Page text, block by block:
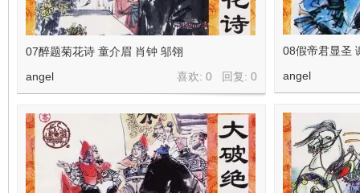
08假帝君显圣
angel
07醉题菊花诗 童介眉 肖钟 邬翎
喜欢: 0 回复: 0
angel